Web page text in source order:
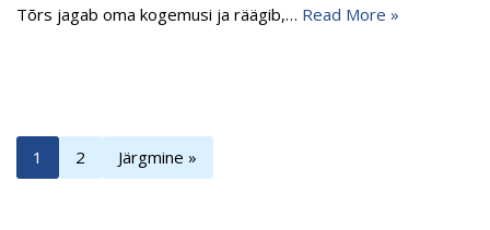
Tõrs jagab oma kogemusi ja räägib,… Read More »
1 2 Järgmine »